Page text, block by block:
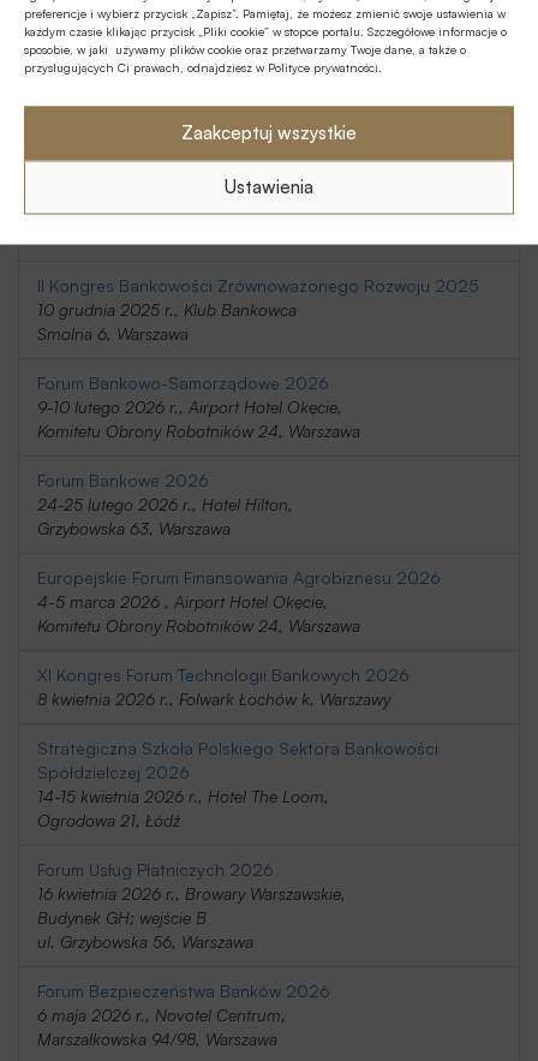
preferencje i wybierz przycisk „Zapisz”. Pamiętaj, że możesz zmienić swoje ustawienia w
każdym czasie klikając przycisk „Pliki cookie” w stopce portalu. Szczegółowe informacje o
sposobie, w jaki używamy plików cookie oraz przetwarzamy Twoje dane, a także o
przysługujących Ci prawach, odnajdziesz w Polityce prywatności.
Zaakceptuj wszystkie
Ustawienia
20-21 listopada 2025 r., Holiday Inn
Telimeny 1, Józefów
Belwederska 23, Warszawa
9 grudnia 2025 r., Novotel Centrum,
II Kongres Bankowości Zrównoważonego Rozwoju 2025
10 grudnia 2025 r., Klub Bankowca
Smolna 6, Warszawa
Forum Bankowo-Samorządowe 2026
9-10 lutego 2026 r., Airport Hotel Okęcie,
Komitetu Obrony Robotników 24, Warszawa
Forum Bankowe 2026
24-25 lutego 2026 r., Hotel Hilton,
Grzybowska 63, Warszawa
Europejskie Forum Finansowania Agrobiznesu 2026
4-5 marca 2026 , Airport Hotel Okęcie,
Komitetu Obrony Robotników 24, Warszawa
XI Kongres Forum Technologii Bankowych 2026
8 kwietnia 2026 r., Folwark Łochów k. Warszawy
Strategiczna Szkoła Polskiego Sektora Bankowości
Spółdzielczej 2026
14-15 kwietnia 2026 r., Hotel The Loom,
Ogrodowa 21, Łódź
Forum Usług Płatniczych 2026
16 kwietnia 2026 r., Browary Warszawskie,
Budynek GH; wejście B
ul. Grzybowska 56, Warszawa
Forum Bezpieczeństwa Banków 2026
6 maja 2026 r., Novotel Centrum,
Marszałkowska 94/98, Warszawa